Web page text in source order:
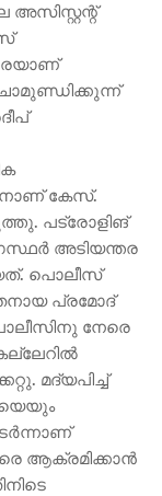
അസിസ്റ്റന്റ്
കേസ്.
പട്രോളിങ്
അടിയന്തര
പൊലീസ്
പ്രമോദ്
നേരെ
മദ്യപിച്ച്
ആക്രമിക്കാൻ